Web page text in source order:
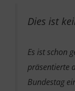
Dies ist
Es ist schon
präsentierte
Bundestag